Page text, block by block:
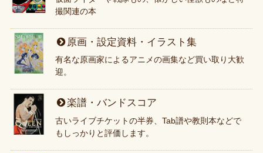
撮関連の本
原画・設定資料・イラスト集
有名な原画家によるアニメの画集など買い取り大歓
迎。
楽譜・バンドスコア
古いライブチケットの半券、Tab譜や教則本などで
もしっかりと評価します。